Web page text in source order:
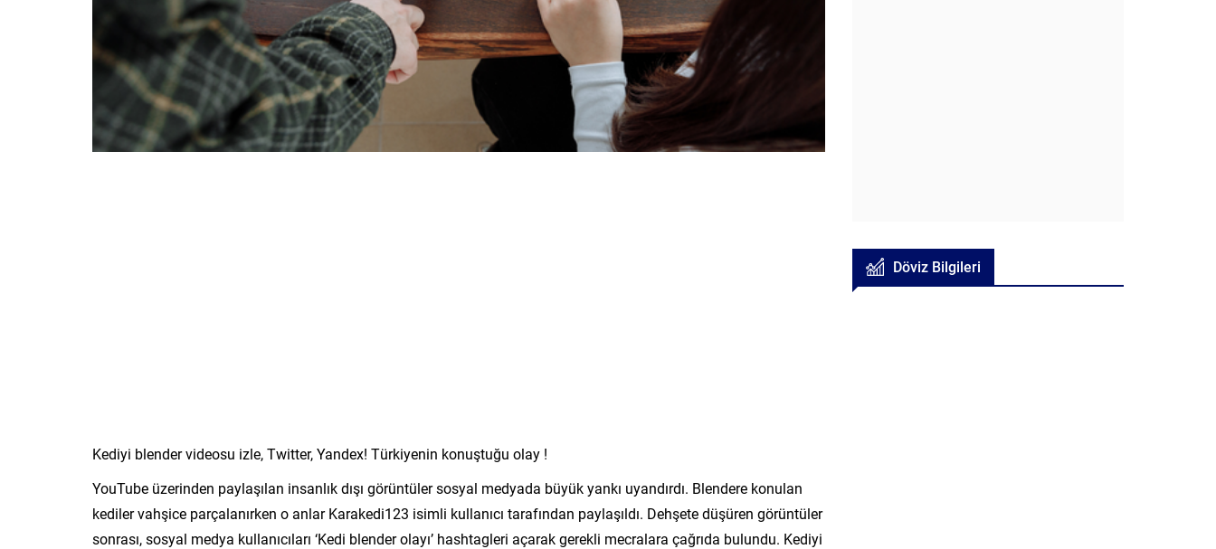
Kediyi blender videosu izle, Twitter, Yandex! Türkiyenin konuştuğu olay !
YouTube üzerinden paylaşılan insanlık dışı görüntüler sosyal medyada büyük yankı uyandırdı. Blendere konulan
kediler vahşice parçalanırken o anlar Karakedi123 isimli kullanıcı tarafından paylaşıldı. Dehşete düşüren görüntüler
sonrası, sosyal medya kullanıcıları ‘Kedi blender olayı’ hashtagleri açarak gerekli mecralara çağrıda bulundu. Kediyi
Döviz Bilgileri